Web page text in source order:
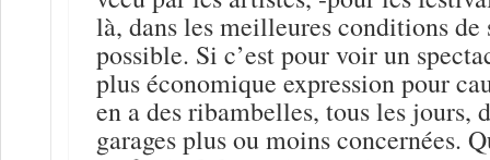
là, dans les meilleures conditions de
possible. Si c’est pour voir un
plus économique expression pour
en a des ribambelles, tous les jours,
garages plus ou moins concernées.